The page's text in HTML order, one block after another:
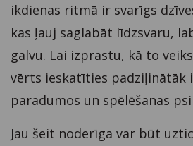
ikdienas ritmā ir svarīgs
kas ļauj saglabāt līdzsvaru,
galvu. Lai izprastu, kā to
vērts ieskatīties padziļinātāk
paradumos un spēlēšanas
Jau šeit noderīga var būt